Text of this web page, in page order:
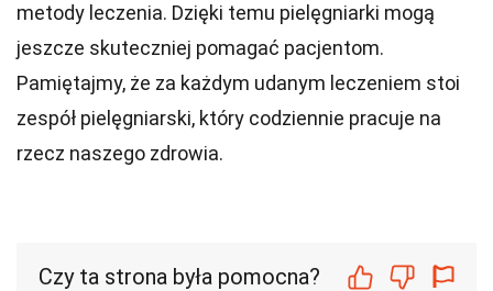
metody leczenia. Dzięki temu pielęgniarki mogą
jeszcze skuteczniej pomagać pacjentom.
Pamiętajmy, że za każdym udanym leczeniem stoi
zespół pielęgniarski, który codziennie pracuje na
rzecz naszego zdrowia.
Czy ta strona była pomocna?